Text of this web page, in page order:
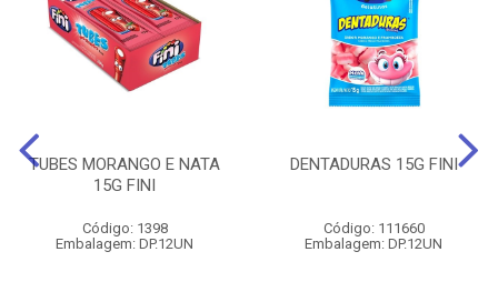
TUBES MORANGO E NATA
15G FINI
Código: 1398
Embalagem: DP.12UN
DENTADURAS 15G FINI
Código: 111660
Embalagem: DP.12UN